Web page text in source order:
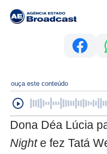
ouça este conteúdo
Dona Déa Lúcia
Night e fez Tatá